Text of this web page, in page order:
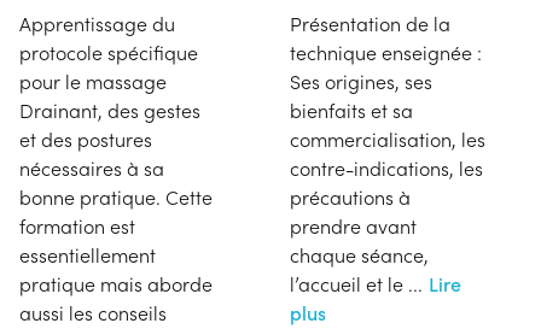
Apprentissage du
protocole spécifique
pour le massage
Drainant, des gestes
et des postures
nécessaires à sa
bonne pratique. Cette
formation est
essentiellement
pratique mais aborde
aussi les conseils
Présentation de la
technique enseignée :
Ses origines, ses
bienfaits et sa
commercialisation, les
contre-indications, les
précautions à
prendre avant
chaque séance,
l’accueil et le ... Lire
plus